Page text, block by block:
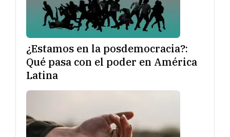
¿Estamos en la posdemocracia?:
Qué pasa con el poder en América
Latina